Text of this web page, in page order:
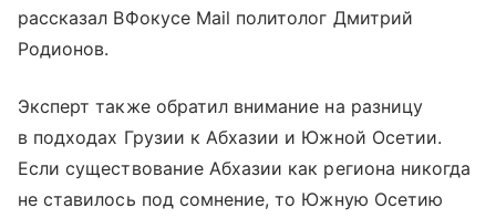
рассказал ВФокусе Mail политолог Дмитрий
Родионов.
Эксперт также обратил внимание на разницу
в подходах Грузии к Абхазии и Южной Осетии.
Если существование Абхазии как региона никогда
не ставилось под сомнение, то Южную Осетию